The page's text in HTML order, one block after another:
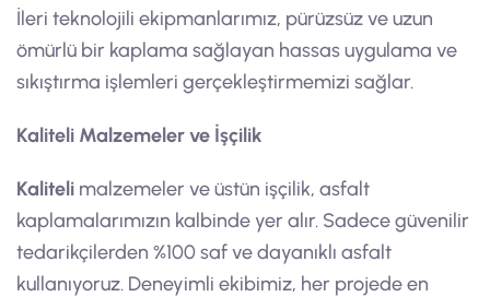
İleri teknolojili ekipmanlarımız, pürüzsüz ve uzun
ömürlü bir kaplama sağlayan hassas uygulama ve
sıkıştırma işlemleri gerçekleştirmemizi sağlar.
Kaliteli Malzemeler ve İşçilik
Kaliteli malzemeler ve üstün işçilik, asfalt
kaplamalarımızın kalbinde yer alır. Sadece güvenilir
tedarikçilerden %100 saf ve dayanıklı asfalt
kullanıyoruz. Deneyimli ekibimiz, her projede en